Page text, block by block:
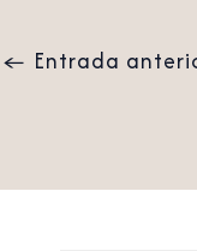
← Entrada